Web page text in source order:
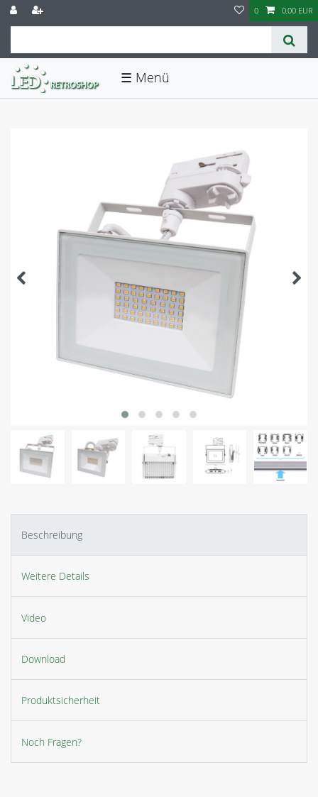
0 0,00 EUR
☰
Beschreibung
Weitere Details
Video
Download
Produktsicherheit
Noch Fragen?